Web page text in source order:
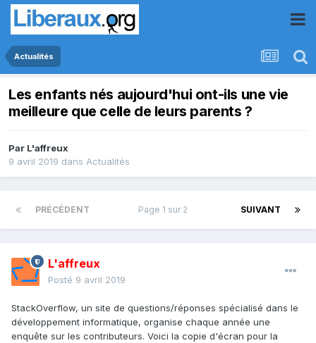
Actualités
Les enfants nés aujourd'hui ont-ils une vie
meilleure que celle de leurs parents ?
Par L'affreux
9 avril 2019 dans Actualités
PRÉCÉDENT SUIVANT
Page 1 sur 2
L'affreux
Posté 9 avril 2019
StackOverflow, un site de questions/réponses spécialisé dans le
développement informatique, organise chaque année une
enquête sur les contributeurs. Voici la copie d'écran pour la